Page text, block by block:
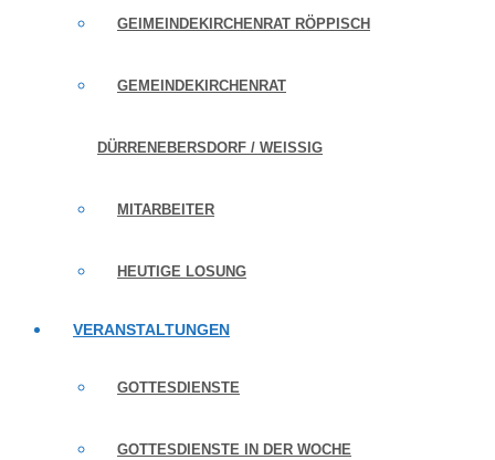
GEIMEINDEKIRCHENRAT RÖPPISCH
GEMEINDEKIRCHENRAT
DÜRRENEBERSDORF / WEISSIG
MITARBEITER
HEUTIGE LOSUNG
VERANSTALTUNGEN
GOTTESDIENSTE
GOTTESDIENSTE IN DER WOCHE